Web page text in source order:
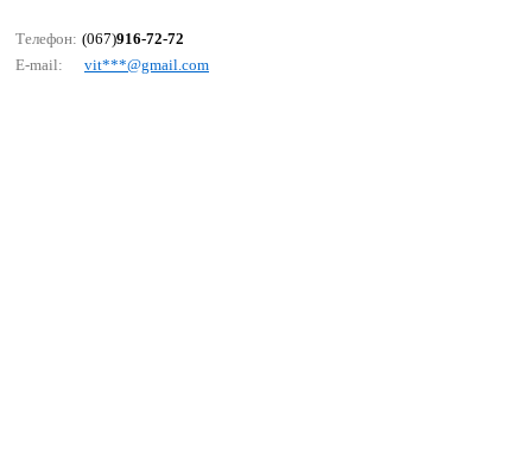
Телефон: (067)916-72-72
E-mail:
vit***@gmаil.соm